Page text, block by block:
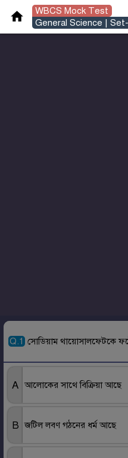

WBCS Mock Test
General Science |
Q. 1 সোডিয়াম থায়োসালফেটকে
A আলোকের সাথে বিক্রিয়া আছে
B জটিল লবণ গঠনের ধর্ম আছে